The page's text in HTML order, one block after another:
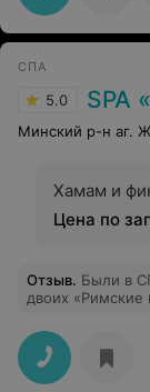
СПА
5.0 SPA
Минский р-н аг.
Хамам и
Цена по
Отзыв. Были в
двоих «Римские
чисто,
персонал (
сауна, бассейн
гейзеры - все